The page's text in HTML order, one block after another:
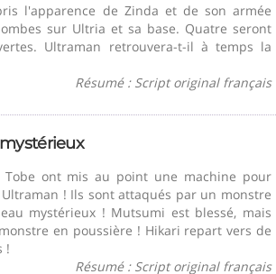
l'apparence de Zinda et de son armée
sur Ultria et sa base. Quatre seront
Ultraman retrouvera-t-il à temps la
Résumé : Script original français
Tobe ont mis au point une machine pour
! Ils sont attaqués par un monstre
mystérieux ! Mutsumi est blessé, mais
en poussière ! Hikari repart vers de
!
Résumé : Script original français